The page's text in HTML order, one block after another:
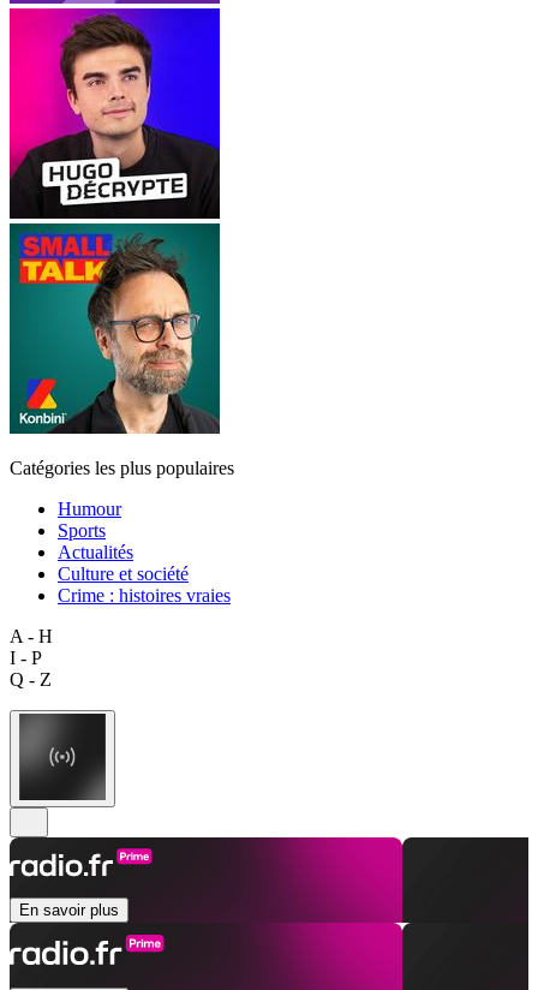
Catégories les plus populaires
Humour
Sports
Actualités
Culture et société
Crime : histoires vraies
A - H
I - P
Q - Z
En savoir plus